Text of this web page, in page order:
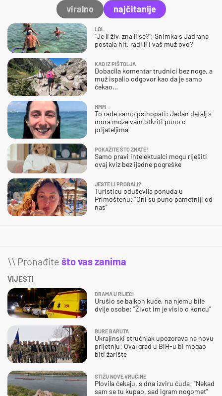
viralno najčitanije
LOL
"Je li živ, zna li se?": Snimka s Jadrana
postala hit, radi li i vaš muž ovo?
KAO IZ PIŠTOLJA
Dobacila komentar trudnici bez noge, a
muž ispalio odgovor kao da je samo
čekao…
HMM…
To rade samo psihopati: Jedan detalj s
mora može vam otkriti puno o
prijateljima
POKAŽITE ŠTO ZNATE!
Samo pravi intelektualci mogu riješiti
ovaj kviz bez ijedne pogreške
JESTE LI PROBALI?
Turisticu oduševila ponuda u
Primoštenu: "Oni su puno pametniji od
nas"
\\ Pronađite što vas zanima
VIJESTI
DRAMA U RIJECI
Urušio se balkon kuće, na njemu bile
dvije osobe: "Život im je visio o koncu"
BURE BARUTA
Ukrajinski stručnjak upozorava na novu
prijetnju: Ovaj grad u BiH-u bi mogao
biti žarište
STIŽU NOVE VRUĆINE
Plovila čekaju, s dna izviru čuda: "Nekad
sam se tu kupao, sad igram nogomet"